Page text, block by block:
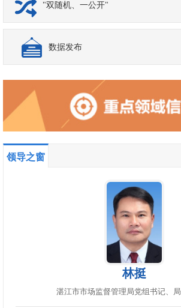
"双随机、一公开"
数据发布
领导之窗
林挺
湛江市市场监督管理局党组书记、